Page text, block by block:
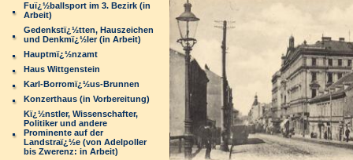
Fuï¿½ballsport im 3. Bezirk (in
Arbeit)
Gedenkstï¿½tten, Hauszeichen
und Denkmï¿½ler (in Arbeit)
Hauptmï¿½nzamt
Haus Wittgenstein
Karl-Borromï¿½us-Brunnen
Konzerthaus (in Vorbereitung)
Kï¿½nstler, Wissenschafter,
Politiker und andere
Prominente auf der
Landstraï¿½e (von Adelpoller
bis Zwerenz: in Arbeit)